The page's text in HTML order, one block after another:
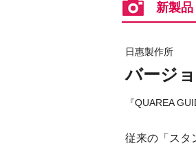
新製
日惠製作所
バージ
『QUAREA
従来の「スタ